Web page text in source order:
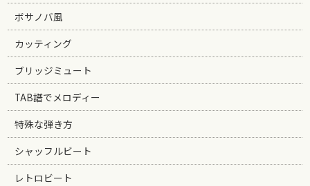
ボサノバ風
カッティング
ブリッジミュート
TAB譜でメロディー
特殊な弾き方
シャッフルビート
レトロビート